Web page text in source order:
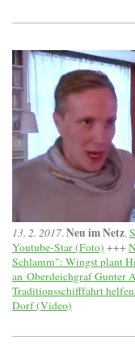
13. 2. 2017.Neu im Netz.
Youtube-Star (Foto) +++
Schlamm": Wingst plant
an Oberdeichgraf Gunter
Traditionsschifffahrt
Dorf (Video)